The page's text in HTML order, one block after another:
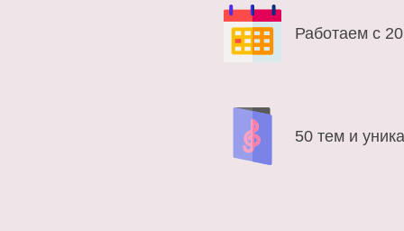
Работаем с
50 тем и